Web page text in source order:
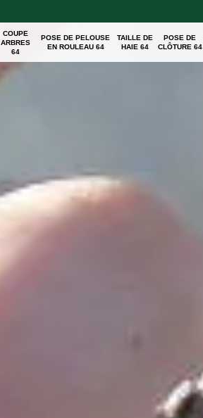
COUPE
ARBRES
64
POSE DE PELOUSE
EN ROULEAU 64
TAILLE DE
HAIE 64
POSE DE
CLÔTURE 64